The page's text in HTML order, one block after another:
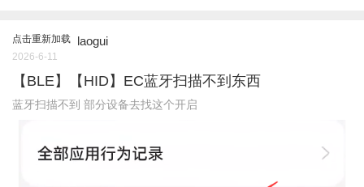
点击重新加载 laogui
2026-6-11
【BLE】【HID】EC蓝牙扫描不到东西
蓝牙扫描不到 部分设备去找这个开启